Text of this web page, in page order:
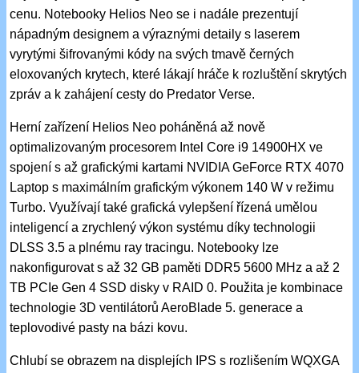
cenu. Notebooky Helios Neo se i nadále prezentují
nápadným designem a výraznými detaily s laserem
vyrytými šifrovanými kódy na svých tmavě černých
eloxovaných krytech, které lákají hráče k rozluštění skrytých
zpráv a k zahájení cesty do Predator Verse.
Herní zařízení Helios Neo poháněná až nově
optimalizovaným procesorem Intel Core i9 14900HX ve
spojení s až grafickými kartami NVIDIA GeForce RTX 4070
Laptop s maximálním grafickým výkonem 140 W v režimu
Turbo. Využívají také grafická vylepšení řízená umělou
inteligencí a zrychlený výkon systému díky technologii
DLSS 3.5 a plnému ray tracingu. Notebooky lze
nakonfigurovat s až 32 GB paměti DDR5 5600 MHz a až 2
TB PCIe Gen 4 SSD disky v RAID 0. Použita je kombinace
technologie 3D ventilátorů AeroBlade 5. generace a
teplovodivé pasty na bázi kovu.
Chlubí se obrazem na displejích IPS s rozlišením WQXGA